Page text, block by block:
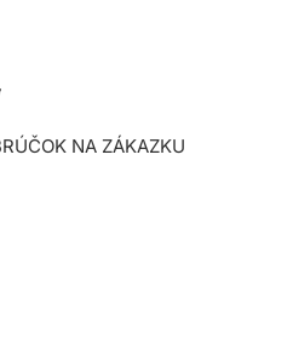
NA ZÁKAZKU